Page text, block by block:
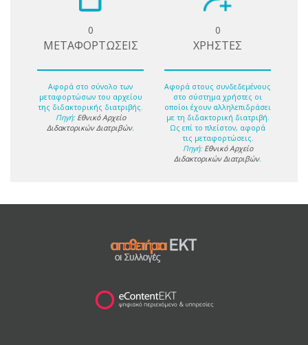
0
ΜΕΤΑΦΟΡΤΩΣΕΙΣ
Αφορά στο σύνολο των
μεταφορτώσων του αρχείου
της διδακτορικής διατριβής.
Πηγή: Εθνικό Αρχείο
Διδακτορικών Διατριβών.
0
ΧΡΗΣΤΕΣ
Αφορά στους συνδεδεμένους
στο σύστημα χρήστες οι
οποίοι έχουν αλληλεπιδράσει
με τη διδακτορική διατριβή.
Ως επί το πλείστον, αφορά
τις μεταφορτώσεις.
Πηγή: Εθνικό Αρχείο
Διδακτορικών Διατριβών.